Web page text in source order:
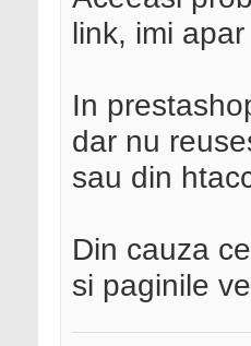
link, imi
In
dar nu
sau din
Din cauza
si paginile